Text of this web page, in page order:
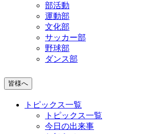
部活動
運動部
文化部
サッカー部
野球部
ダンス部
皆様へ
トピックス一覧
トピックス一覧
今日の出来事